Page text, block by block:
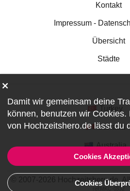
Kontakt
Impressum -
Übersicht
Städte
Turkey
Canada
Australia
© 2007-2026 Hochzeitshero.de.
ref:MKC-0332
Damit wir gemeinsam deine
können, benutzen wir Cookies.
von Hochzeitshero.de lässt du
Cookies
Cookies